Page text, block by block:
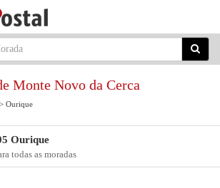
Monte Novo da Cerca
> Ourique
Ourique
todas as moradas